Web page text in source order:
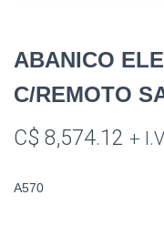
ABANICO
C/REMOTO
C$ 8,574.12 +
A570